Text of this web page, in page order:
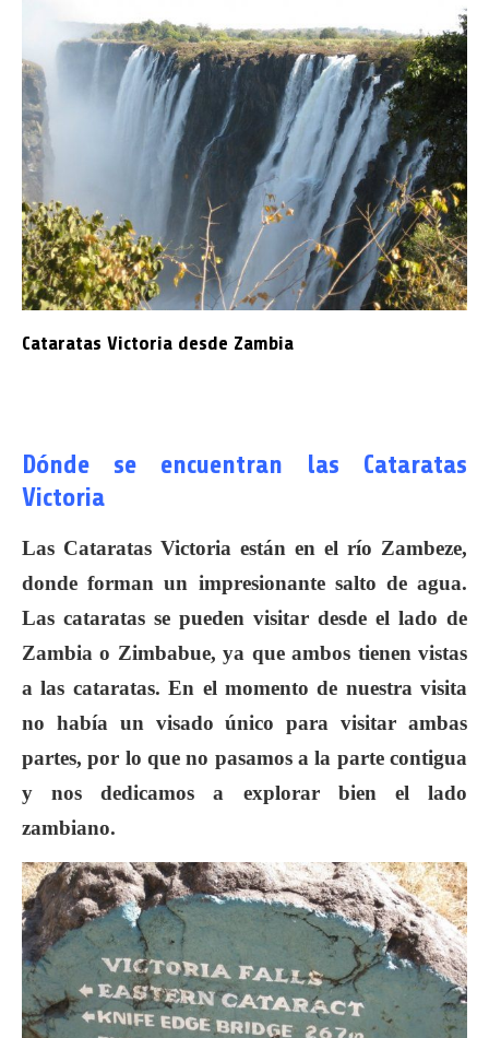
Cataratas Victoria desde Zambia
Dónde se encuentran las Cataratas
Victoria
Las Cataratas Victoria están en el río Zambeze,
donde forman un impresionante salto de agua.
Las cataratas se pueden visitar desde el lado de
Zambia o Zimbabue, ya que ambos tienen vistas
a las cataratas. En el momento de nuestra visita
no había un visado único para visitar ambas
partes, por lo que no pasamos a la parte contigua
y nos dedicamos a explorar bien el lado
zambiano.